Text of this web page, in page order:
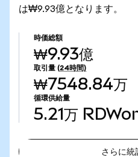
は₩9.93億となります。
時価総額
₩9.93億
取引量 (24時間)
₩7548.84万
循環供給量
5.21万
さらに統